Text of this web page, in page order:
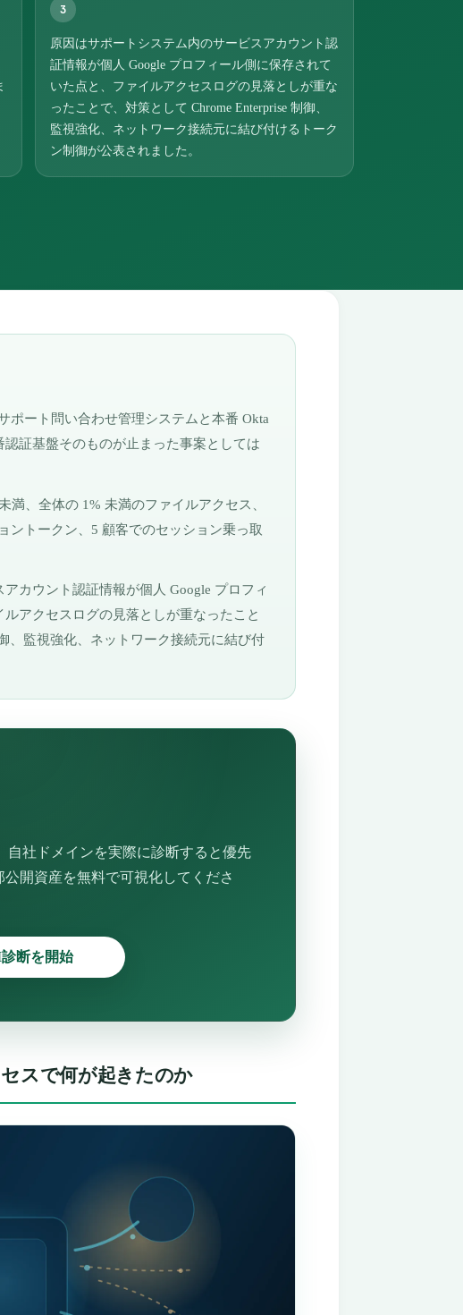
3
原因はサポートシステム内のサービスアカウント認
証情報が個人 Google プロフィール側に保存されて
いた点と、ファイルアクセスログの見落としが重な
ったことで、対策として Chrome Enterprise 制御、
監視強化、ネットワーク接続元に結び付けるトーク
ン制御が公表されました。
ポート問い合わせ管理システムと本番 Okta
証基盤そのものが止まった事案としては
満、全体の 1% 未満のファイルアクセス、
ントークン、5 顧客でのセッション乗っ取
カウント認証情報が個人 Google プロフィ
アクセスログの見落としが重なったこと
、監視強化、ネットワーク接続元に結び付
自社ドメインを実際に診断すると優先
開資産を無料で可視化してくださ
断を開始
スで何が起きたのか